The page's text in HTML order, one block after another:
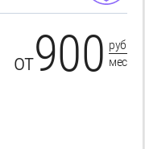
от900 руб
мес